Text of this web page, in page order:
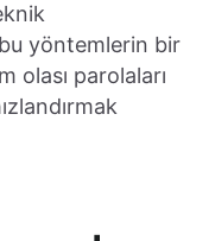
yöntemlerin bir
olası parolaları